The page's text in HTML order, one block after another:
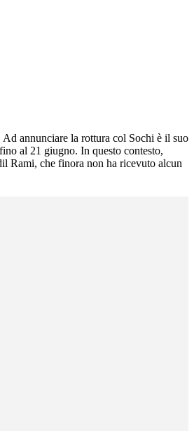
annunciare la rottura col Sochi è il suo
al 21 giugno. In questo contesto,
Rami, che finora non ha ricevuto alcun